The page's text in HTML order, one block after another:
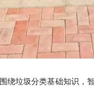
绕垃圾分类基础知识，